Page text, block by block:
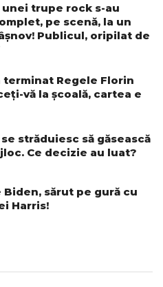
trupe rock s-au
pe scenă, la un
Publicul, oripilat de
terminat Regele Florin
vă la școală, cartea e
străduiesc să găsească
Ce decizie au luat?
Biden, sărut pe gură cu
Harris!